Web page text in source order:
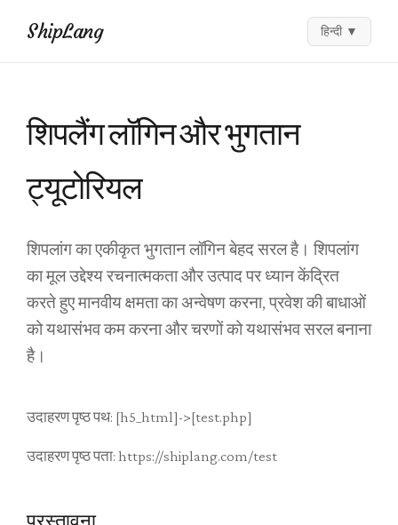
ShipLang हिन्दी ▼
शिपलैंग लॉगिन और भुगतान
ट्यूटोरियल
शिपलांग का एकीकृत भुगतान लॉगिन बेहद सरल है। शिपलांग
का मूल उद्देश्य रचनात्मकता और उत्पाद पर ध्यान केंद्रित
करते हुए मानवीय क्षमता का अन्वेषण करना, प्रवेश की बाधाओं
को यथासंभव कम करना और चरणों को यथासंभव सरल बनाना
है।
उदाहरण पृष्ठ पथ: [h5_html]->[test.php]
उदाहरण पृष्ठ पता: https://shiplang.com/test